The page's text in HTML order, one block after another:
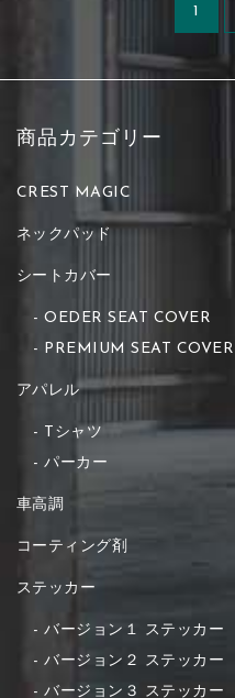
1
商品カテゴリー
CREST MAGIC
ネックパッド
シートカバー
OEDER SEAT COVER
PREMIUM SEAT COVER
アパレル
Tシャツ
パーカー
車高調
コーティング剤
ステッカー
バージョン１ ステッカー
バージョン２ ステッカー
バージョン３ ステッカー